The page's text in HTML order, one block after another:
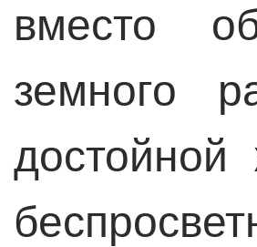
вместо
земного